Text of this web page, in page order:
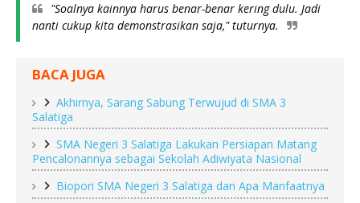
"Soalnya kainnya harus benar-benar kering dulu. Jadi
nanti cukup kita demonstrasikan saja," tuturnya.
BACA JUGA
Akhirnya, Sarang Sabung Terwujud di SMA 3
Salatiga
SMA Negeri 3 Salatiga Lakukan Persiapan Matang
Pencalonannya sebagai Sekolah Adiwiyata Nasional
Biopori SMA Negeri 3 Salatiga dan Apa Manfaatnya